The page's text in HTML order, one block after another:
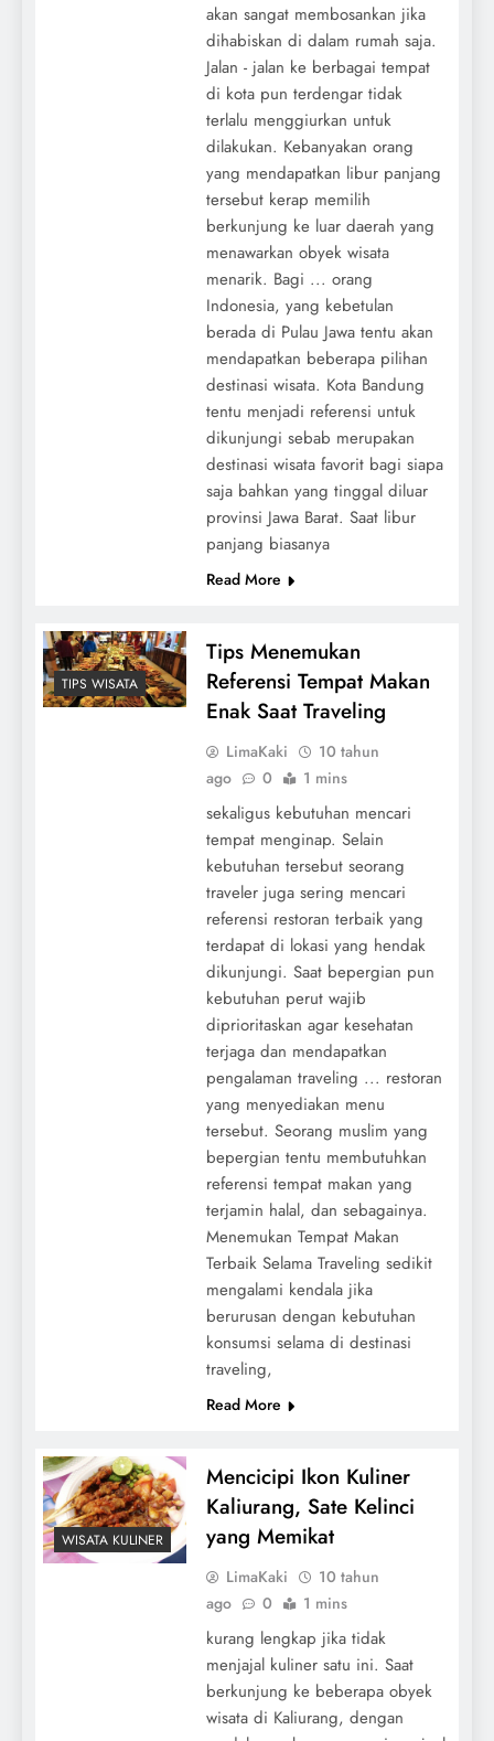
akan sangat membosankan jika
dihabiskan di dalam rumah saja.
Jalan - jalan ke berbagai tempat
di kota pun terdengar tidak
terlalu menggiurkan untuk
dilakukan. Kebanyakan orang
yang mendapatkan libur panjang
tersebut kerap memilih
berkunjung ke luar daerah yang
menawarkan obyek wisata
menarik. Bagi ... orang
Indonesia, yang kebetulan
berada di Pulau Jawa tentu akan
mendapatkan beberapa pilihan
destinasi wisata. Kota Bandung
tentu menjadi referensi untuk
dikunjungi sebab merupakan
destinasi wisata favorit bagi siapa
saja bahkan yang tinggal diluar
provinsi Jawa Barat. Saat libur
panjang biasanya
Read More
TIPS WISATA
Tips Menemukan
Referensi Tempat Makan
Enak Saat Traveling
LimaKaki
10 tahun
ago
0 1 mins
sekaligus kebutuhan mencari
tempat menginap. Selain
kebutuhan tersebut seorang
traveler juga sering mencari
referensi restoran terbaik yang
terdapat di lokasi yang hendak
dikunjungi. Saat bepergian pun
kebutuhan perut wajib
diprioritaskan agar kesehatan
terjaga dan mendapatkan
pengalaman traveling ... restoran
yang menyediakan menu
tersebut. Seorang muslim yang
bepergian tentu membutuhkan
referensi tempat makan yang
terjamin halal, dan sebagainya.
Menemukan Tempat Makan
Terbaik Selama Traveling sedikit
mengalami kendala jika
berurusan dengan kebutuhan
konsumsi selama di destinasi
traveling,
Read More
WISATA KULINER
Mencicipi Ikon Kuliner
Kaliurang, Sate Kelinci
yang Memikat
LimaKaki
10 tahun
ago
0 1 mins
kurang lengkap jika tidak
menjajal kuliner satu ini. Saat
berkunjung ke beberapa obyek
wisata di Kaliurang, dengan